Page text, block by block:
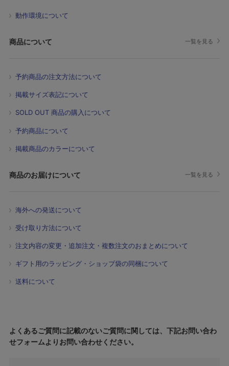
動作環境について
商品について 一覧を見る
予約商品の注文方法について
掲載サイズ表記について
SOLD OUT 商品の購入について
予約商品について
掲載商品のカラーについて
商品のお届けについて 一覧を見る
海外への発送について
受け取り方法について
注文内容の変更・追加注文・複数注文のおまとめについて
ギフト用のラッピング・ショップ袋の同梱について
送料について
よくあるご質問に記載のないご質問に関しては、下記お問い合わ
せフォームよりお問い合わせください。